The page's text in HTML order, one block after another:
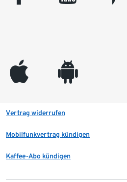
appleinc android
Vertrag widerrufen
Mobilfunkvertrag kündigen
Kaffee-Abo kündigen